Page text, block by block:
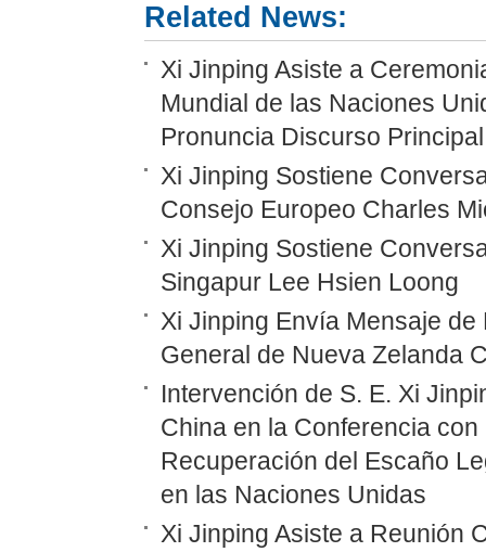
Related News:
Xi Jinping Asiste a
Mundial de las Naciones
Pronuncia Discurso Principal
Xi Jinping Sostiene
Consejo Europeo Charles
Xi Jinping Sostiene
Singapur Lee Hsien Loong
Xi Jinping Envía Mensaje
General de Nueva Zelanda
Intervención de S. E. Xi
China en la Conferencia
Recuperación del Escaño
en las Naciones Unidas
Xi Jinping Asiste a Reunión